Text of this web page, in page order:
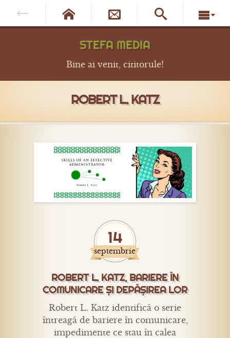
STEFA MEDIA
Bine ai venit, cititorule!
ROBERT L. KATZ
14
septembrie
ROBERT L. KATZ, BARIERE ÎN
COMUNICARE ȘI DEPĂȘIREA LOR
Robert L. Katz identifică o serie
întreagă de bariere în comunicare,
impedimente ce stau în calea
   